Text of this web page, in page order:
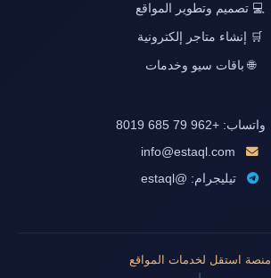
💻 تصميم وتطوير المواقع
🛒 إنشاء متاجر إلكترونية
🌐 باقات سيو وخدمات
واتساب: +962 79 685 8019
info@estaql.com
تيليجرام: @estaql
منصة استقل لخدمات المواقع